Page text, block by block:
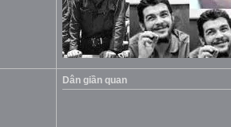
Dân giần quan